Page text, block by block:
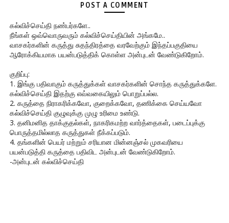
POST A COMMENT
கல்விச்செய்தி நண்பர்களே..
நீங்கள் ஒவ்வொருவரும் கல்விச்செய்தியின் அங்கமே..
வாசகர்களின் கருத்து சுதந்திரத்தை வரவேற்கும் இந்தப்பகுதியை
ஆரோக்கியமாக பயன்படுத்திக் கொள்ள அன்புடன் வேண்டுகிறோம்.
குறிப்பு:
1. இங்கு பதிவாகும் கருத்துக்கள் வாசகர்களின் சொந்த கருத்துக்களே.
கல்விச்செய்தி இதற்கு எவ்வகையிலும் பொறுப்பல்ல.
2. கருத்தை நிராகரிக்கவோ, குறைக்கவோ, தணிக்கை செய்யவோ
கல்விச்செய்தி குழுவுக்கு முழு உரிமை உண்டு.
3. தனிமனித தாக்குதல்கள், நாகரிகமற்ற வார்த்தைகள், படைப்புக்கு
பொருத்தமில்லாத கருத்துகள் நீக்கப்படும்.
4. தங்களின் பெயர் மற்றும் சரியான மின்னஞ்சல் முகவரியை
பயன்படுத்தி கருத்தை பதிவிட அன்புடன் வேண்டுகிறோம்.
-அன்புடன் கல்விச்செய்தி